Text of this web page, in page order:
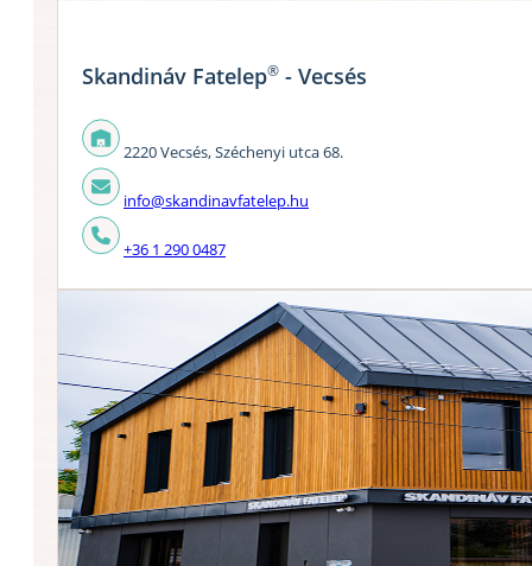
Skandináv Fatelep® - Vecsés
2220 Vecsés, Széchenyi utca 68.
info@skandinavfatelep.hu
+36 1 290 0487